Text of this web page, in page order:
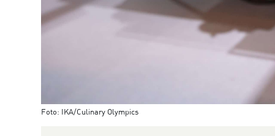
Foto: IKA/Culinary Olympics